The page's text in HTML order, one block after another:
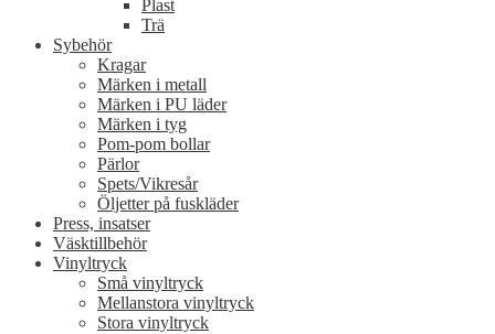
Plast
Trä
Sybehör
Kragar
Märken i metall
Märken i PU läder
Märken i tyg
Pom-pom bollar
Pärlor
Spets/Vikresår
Öljetter på fuskläder
Press, insatser
Väsktillbehör
Vinyltryck
Små vinyltryck
Mellanstora vinyltryck
Stora vinyltryck